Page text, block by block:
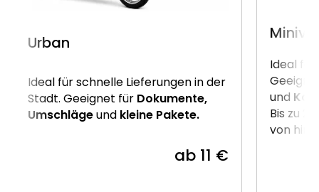
Urban
Ideal für schnelle Lieferungen in der
Stadt. Geeignet für Dokumente,
Umschlägeund kleine Pakete.
ab 11 €
Ideal für
und
Bis zu 2
von